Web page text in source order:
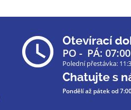
Otevírací
PO - PÁ:
Polední přestávka:
Chatujte s
Pondělí až pátekod